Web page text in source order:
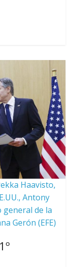
Haavisto,
Antony
general de la
Gerón (EFE)